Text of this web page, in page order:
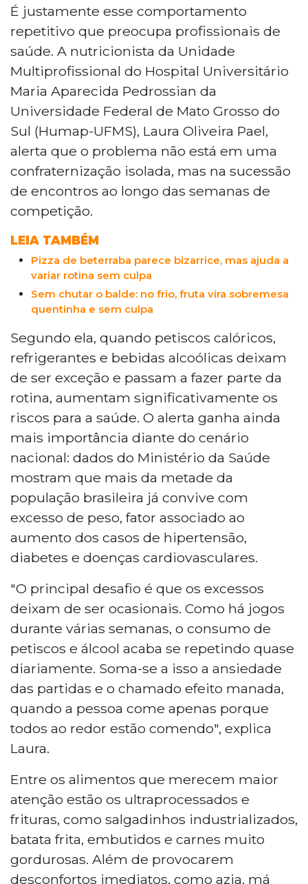
Mundo pode prejudicar a saúde dos
brasileiros devido ao consumo excessivo
de ultraprocessados, frituras, refrigerantes
e álcool ao longo das semanas de jogos.
A nutricionista Laura Pael, do Humap-
UFMS, orienta substituir petiscos
gordurosos por opções assadas e ricas
em fibras, além de alternar bebidas
alcoólicas com água. Grupos de risco,
como hipertensos, diabéticos e idosos,
exigem atenção redobrada durante o
período.
É justamente esse comportamento
repetitivo que preocupa profissionais de
saúde. A nutricionista da Unidade
Multiprofissional do Hospital Universitário
Maria Aparecida Pedrossian da
Universidade Federal de Mato Grosso do
Sul (Humap-UFMS), Laura Oliveira Pael,
alerta que o problema não está em uma
confraternização isolada, mas na sucessão
de encontros ao longo das semanas de
competição.
LEIA TAMBÉM
Pizza de beterraba parece bizarrice, mas ajuda a
variar rotina sem culpa
Sem chutar o balde: no frio, fruta vira sobremesa
quentinha e sem culpa
Segundo ela, quando petiscos calóricos,
refrigerantes e bebidas alcoólicas deixam
de ser exceção e passam a fazer parte da
rotina, aumentam significativamente os
riscos para a saúde. O alerta ganha ainda
mais importância diante do cenário
nacional: dados do Ministério da Saúde
mostram que mais da metade da
população brasileira já convive com
excesso de peso, fator associado ao
aumento dos casos de hipertensão,
diabetes e doenças cardiovasculares.
"O principal desafio é que os excessos
deixam de ser ocasionais. Como há jogos
durante várias semanas, o consumo de
petiscos e álcool acaba se repetindo quase
diariamente. Soma-se a isso a ansiedade
das partidas e o chamado efeito manada,
quando a pessoa come apenas porque
todos ao redor estão comendo", explica
Laura.
Entre os alimentos que merecem maior
atenção estão os ultraprocessados e
frituras, como salgadinhos industrializados,
batata frita, embutidos e carnes muito
gordurosas. Além de provocarem
desconfortos imediatos, como azia, má